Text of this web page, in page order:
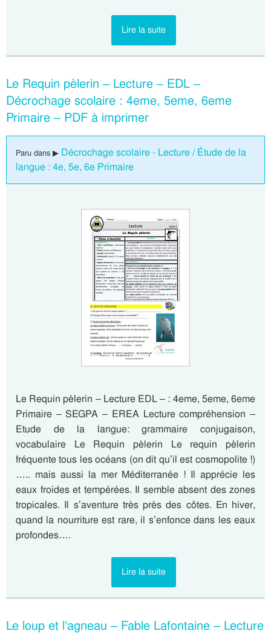
Lire la suite
Le Requin pèlerin – Lecture – EDL –
Décrochage scolaire : 4eme, 5eme, 6eme
Primaire – PDF à imprimer
Paru dans ▶ Décrochage scolaire - Lecture / Étude de la
langue : 4e, 5e, 6e Primaire
Le Requin pèlerin – Lecture EDL – : 4eme, 5eme, 6eme
Primaire – SEGPA – EREA Lecture compréhension –
Etude de la langue: grammaire conjugaison,
vocabulaire Le Requin pèlerin Le requin pèlerin
fréquente tous les océans (on dit qu’il est cosmopolite !)
….. mais aussi la mer Méditerranée ! Il apprécie les
eaux froides et tempérées. Il semble absent des zones
tropicales. Il s’aventure très près des côtes. En hiver,
quand la nourriture est rare, il s’enfonce dans les eaux
profondes….
Lire la suite
Le loup et l’agneau – Fable Lafontaine – Lecture